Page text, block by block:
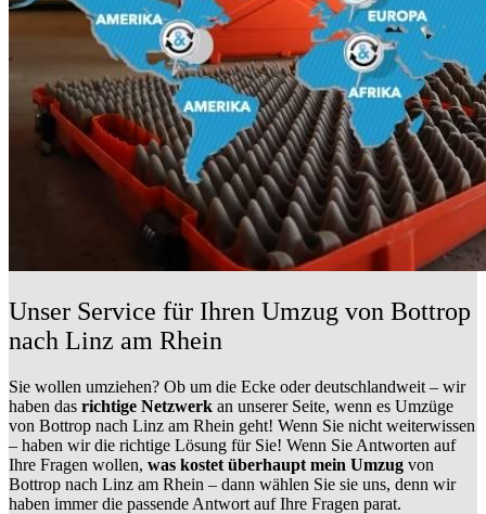
Unser Service für Ihren Umzug von Bottrop
nach Linz am Rhein
Sie wollen umziehen? Ob um die Ecke oder deutschlandweit – wir
haben das richtige Netzwerk an unserer Seite, wenn es Umzüge
von Bottrop nach Linz am Rhein geht! Wenn Sie nicht weiterwissen
– haben wir die richtige Lösung für Sie! Wenn Sie Antworten auf
Ihre Fragen wollen, was kostet überhaupt mein Umzug von
Bottrop nach Linz am Rhein – dann wählen Sie sie uns, denn wir
haben immer die passende Antwort auf Ihre Fragen parat.